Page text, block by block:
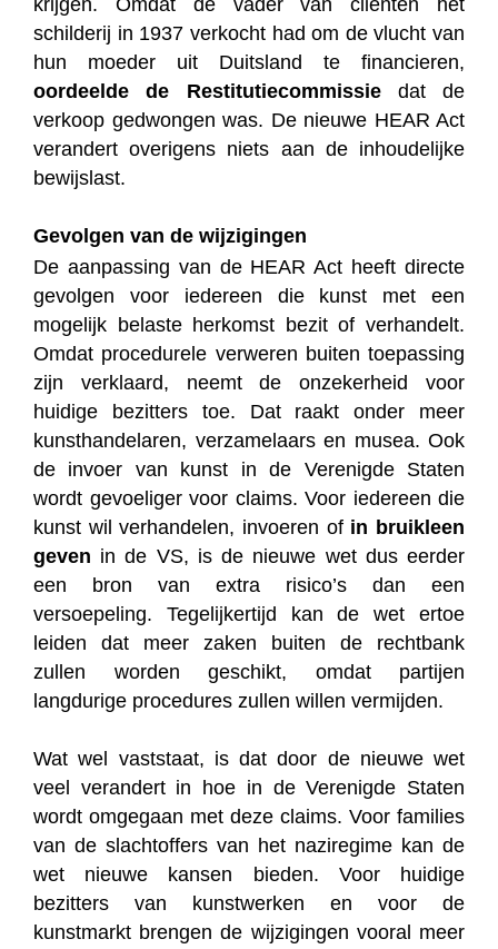
krijgen. Omdat de vader van cliënten het
schilderij in 1937 verkocht had om de vlucht van
hun moeder uit Duitsland te financieren,
oordeelde de Restitutiecommissiedat de
verkoop gedwongen was. De nieuwe HEAR Act
verandert overigens niets aan de inhoudelijke
bewijslast.
Gevolgen van de wijzigingen
De aanpassing van de HEAR Act heeft directe
gevolgen voor iedereen die kunst met een
mogelijk belaste herkomst bezit of verhandelt.
Omdat procedurele verweren buiten toepassing
zijn verklaard, neemt de onzekerheid voor
huidige bezitters toe. Dat raakt onder meer
kunsthandelaren, verzamelaars en musea. Ook
de invoer van kunst in de Verenigde Staten
wordt gevoeliger voor claims. Voor iedereen die
kunst wil verhandelen, invoeren of in bruikleen
geven in de VS, is de nieuwe wet dus eerder
een bron van extra risico’s dan een
versoepeling. Tegelijkertijd kan de wet ertoe
leiden dat meer zaken buiten de rechtbank
zullen worden geschikt, omdat partijen
langdurige procedures zullen willen vermijden.
Wat wel vaststaat, is dat door de nieuwe wet
veel verandert in hoe in de Verenigde Staten
wordt omgegaan met deze claims. Voor families
van de slachtoffers van het naziregime kan de
wet nieuwe kansen bieden. Voor huidige
bezitters van kunstwerken en voor de
kunstmarkt brengen de wijzigingen vooral meer